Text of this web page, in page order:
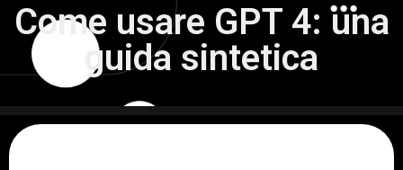
Come usare GPT 4: una
guida sintetica